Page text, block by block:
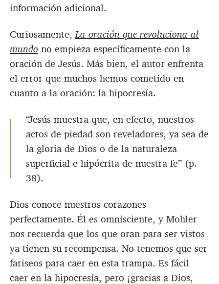
información adicional.
Curiosamente,La oración que revoluciona al
mundo no empieza específicamente con la
oración de Jesús. Más bien, el autor enfrenta
el error que muchos hemos cometido en
cuanto a la oración: la hipocresía.
“Jesús muestra que, en efecto, nuestros
actos de piedad son reveladores, ya sea de
la gloria de Dios o de la naturaleza
superficial e hipócrita de nuestra fe” (p.
38).
Dios conoce nuestros corazones
perfectamente. Él es omnisciente, y Mohler
nos recuerda que los que oran para ser vistos
ya tienen su recompensa. No tenemos que ser
fariseos para caer en esta trampa. Es fácil
caer en la hipocresía, pero ¡gracias a Dios,